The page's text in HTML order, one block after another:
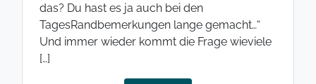
das? Du hast es ja auch bei den
TagesRandbemerkungen lange gemacht…“
Und immer wieder kommt die Frage wieviele
[…]